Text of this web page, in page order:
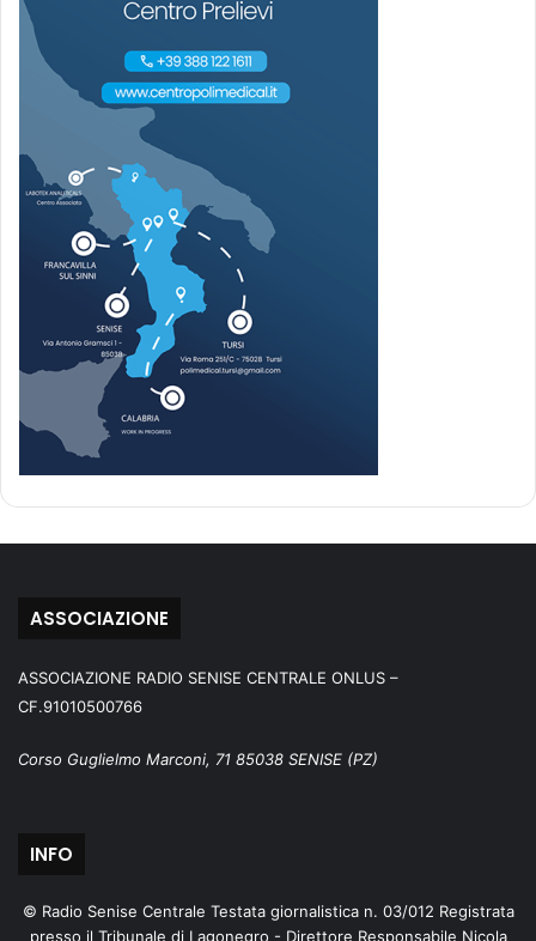
ASSOCIAZIONE
ASSOCIAZIONE RADIO SENISE CENTRALE ONLUS –
CF.91010500766
Corso Guglielmo Marconi, 71 85038 SENISE (PZ)
INFO
© Radio Senise Centrale Testata giornalistica n. 03/012 Registrata
presso il Tribunale di Lagonegro - Direttore Responsabile Nicola